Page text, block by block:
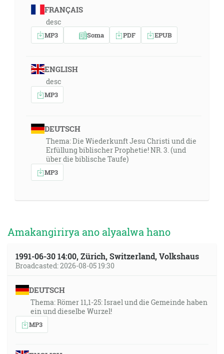
FRANÇAIS
desc
MP3 Soma PDF EPUB
ENGLISH
desc
MP3
DEUTSCH
Thema: Die Wiederkunft Jesu Christi und die
Erfüllung biblischer Prophetie! NR. 3. (und
über die biblische Taufe)
MP3
Amakangirirya ano alyaalwa hano
1991-06-30 14:00, Zürich, Switzerland, Volkshaus
Broadcasted: 2026-08-05 19:30
DEUTSCH
Thema: Römer 11,1-25: Israel und die Gemeinde haben
ein und dieselbe Wurzel!
MP3